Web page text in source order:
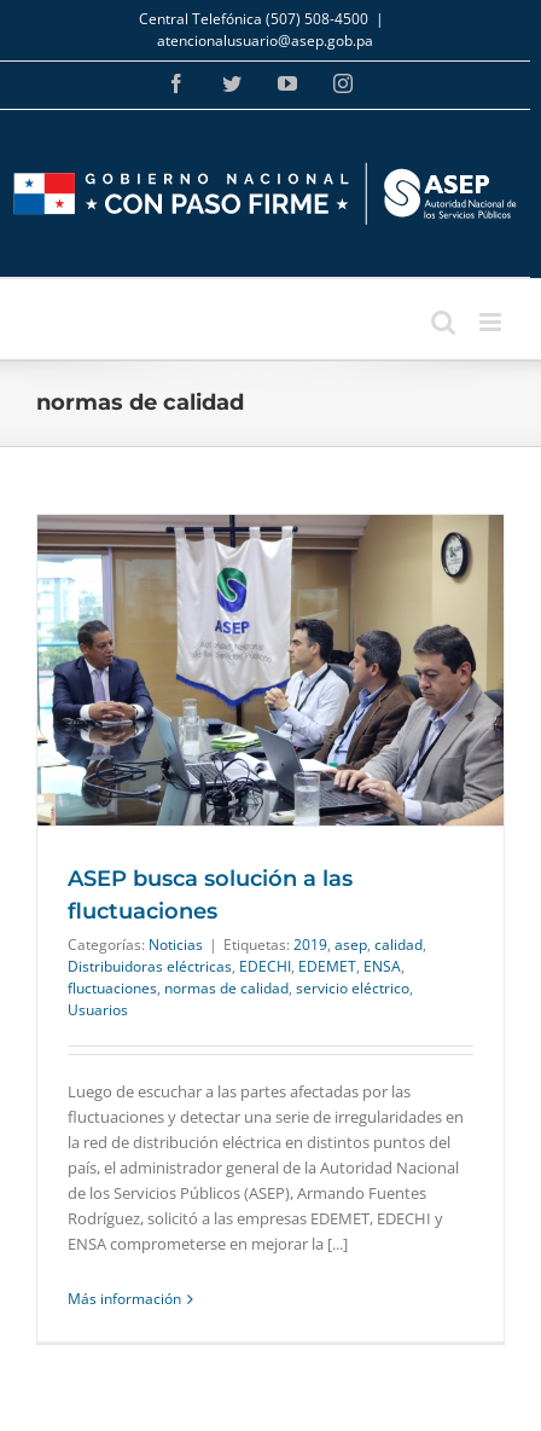
Skip
to
content
Central Telefónica (507) 508-4500 |
atencionalusuario@asep.gob.pa
FacebookTwitterYouTubeInstagram
normas de calidad
ASEP busca solución a las
fluctuaciones
Categorías: Noticias | Etiquetas: 2019, asep, calidad,
Distribuidoras eléctricas, EDECHI, EDEMET, ENSA,
fluctuaciones, normas de calidad, servicio eléctrico,
Usuarios
Luego de escuchar a las partes afectadas por las
fluctuaciones y detectar una serie de irregularidades en
la red de distribución eléctrica en distintos puntos del
país, el administrador general de la Autoridad Nacional
de los Servicios Públicos (ASEP), Armando Fuentes
Rodríguez, solicitó a las empresas EDEMET, EDECHI y
ENSA comprometerse en mejorar la [...]
Más información